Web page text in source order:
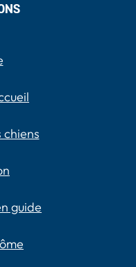
chiens
guide